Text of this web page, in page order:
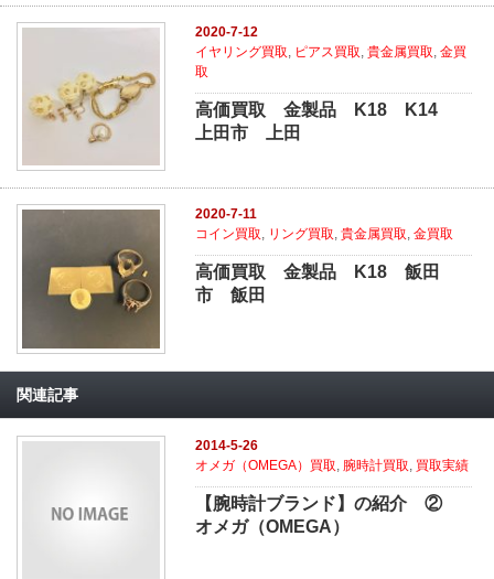
2020-7-12
イヤリング買取, ピアス買取,貴金属買取,金買
取
高価買取 金製品 K18 K14
上田市 上田
2020-7-11
コイン買取, リング買取,貴金属買取,金買取
高価買取 金製品 K18 飯田
市 飯田
関連記事
2014-5-26
オメガ（OMEGA）買取 腕時計買取 買取実績
【腕時計ブランド】の紹介 ②
オメガ（OMEGA）